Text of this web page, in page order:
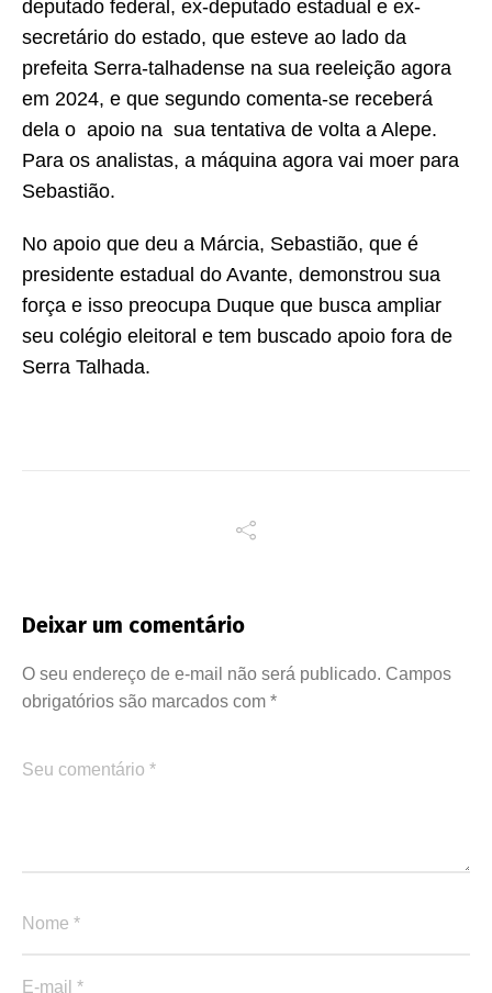
deputado federal, ex-deputado estadual e ex-
secretário do estado, que esteve ao lado da
prefeita Serra-talhadense na sua reeleição agora
em 2024, e que segundo comenta-se receberá
dela o apoio na sua tentativa de volta a Alepe.
Para os analistas, a máquina agora vai moer para
Sebastião.
No apoio que deu a Márcia, Sebastião, que é
presidente estadual do Avante, demonstrou sua
força e isso preocupa Duque que busca ampliar
seu colégio eleitoral e tem buscado apoio fora de
Serra Talhada.
Deixar um comentário
O seu endereço de e-mail não será publicado. Campos
obrigatórios são marcados com *